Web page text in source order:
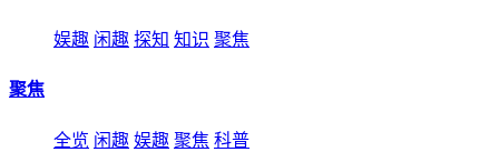
娱趣 闲趣 探知 知识 聚焦
聚焦
全览 闲趣 娱趣 聚焦 科普